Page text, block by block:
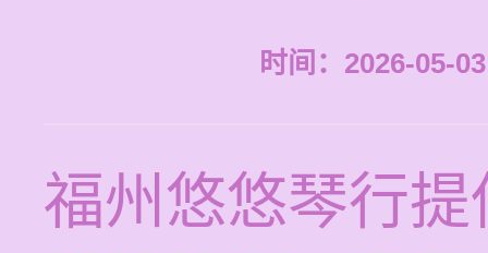
时间：2026-05-
福州悠悠琴行